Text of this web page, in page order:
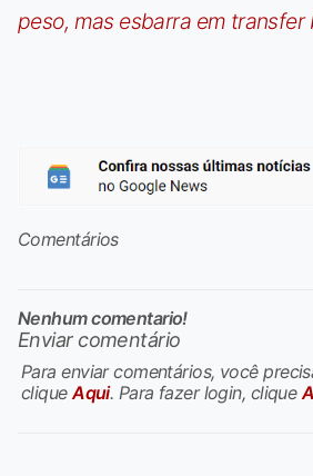
peso, mas esbarra em transfer
Comentários
Nenhum comentario!
Enviar comentário
Para enviar comentários, você
cliqueAqui. Para fazer login, clique